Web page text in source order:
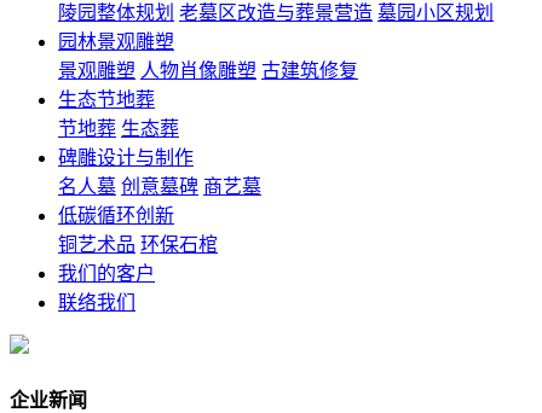
陵园整体规划 老墓区改造与葬景营造 墓园小区规划
园林景观雕塑
景观雕塑 人物肖像雕塑 古建筑修复
生态节地葬
节地葬 生态葬
碑雕设计与制作
名人墓 创意墓碑 商艺墓
低碳循环创新
铜艺术品 环保石棺
我们的客户
联络我们
企业新闻